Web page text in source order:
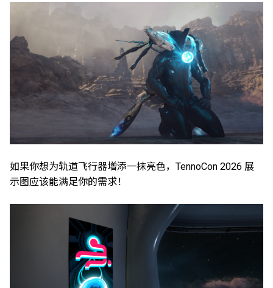
如果你想为轨道飞行器增添一抹亮色，TennoCon 2026 展
示图应该能满足你的需求！